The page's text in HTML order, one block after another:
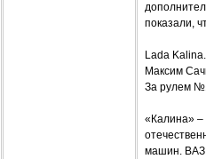
показали,
Lada
Максим
За рулем
«Калина» –
машин. ВАЗ